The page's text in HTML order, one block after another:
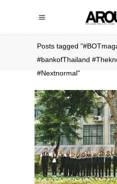
Posts tagged
#bankofThailand
#Nextnormal"